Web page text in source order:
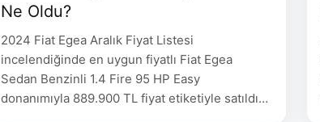
Ne Oldu?
2024 Fiat Egea Aralık Fiyat Listesi
incelendiğinde en uygun fiyatlı Fiat Egea
Sedan Benzinli 1.4 Fire 95 HP Easy
donanımıyla 889.900 TL fiyat etiketiyle satıldığı